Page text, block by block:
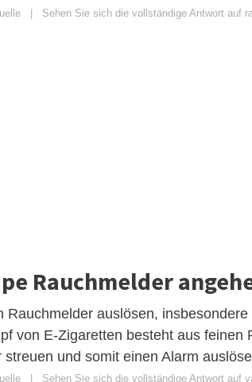
Sehen Sie sich die vollständige Antwort auf
Rauchmelder
Rauchmelder auslösen,
von E-Zigaretten besteht aus feinen
und somit einen Alarm
Sehen Sie sich die vollständige Antwort auf